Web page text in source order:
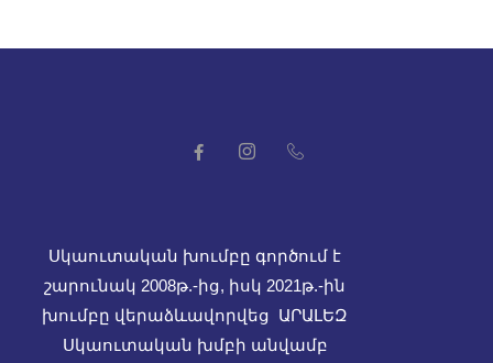
Սկաուտական խումբը գործում է
շարունակ 2008թ.-ից, իսկ 2021թ.-ին
խումբը վերաձևավորվեց ԱՐԱԼԵԶ
Սկաուտական խմբի անվամբ